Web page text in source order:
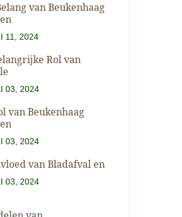
van Beukenhaag
11, 2024
Rol van
03, 2024
van Beukenhaag
03, 2024
van Bladafval en
03, 2024